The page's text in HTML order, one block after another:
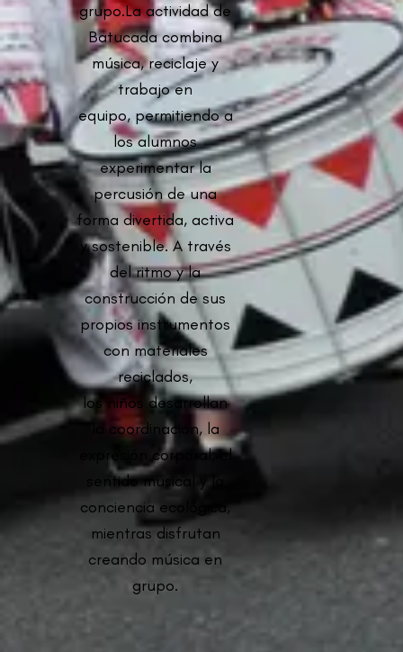
grupo.La actividad de
Batucada combina
música, reciclaje y
trabajo en
equipo, permitiendo a
los alumnos
experimentar la
percusión de una
forma divertida, activa
y sostenible. A través
del ritmo y la
construcción de sus
propios instrumentos
con materiales
reciclados,
los niños desarrollan
la coordinación, la
expresión corporal, el
sentido musical y la
conciencia ecológica,
mientras disfrutan
creando música en
grupo.